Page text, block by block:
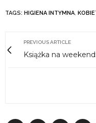
TAGS: HIGIENA INTYMNA,
PREVIOUS ARTICLE
Książka na